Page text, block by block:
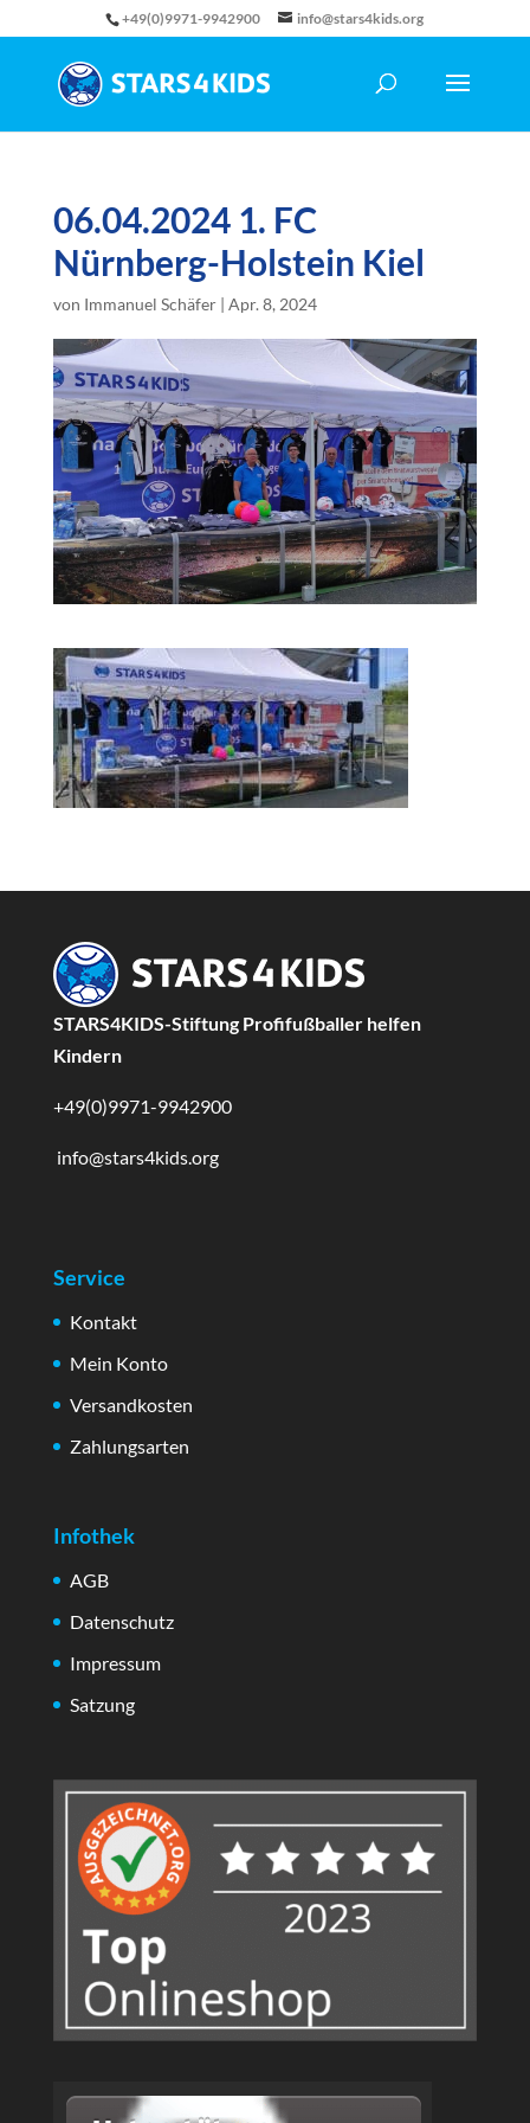
+49(0)9971-9942900 info@stars4kids.org
06.04.2024 1. FC
Nürnberg-Holstein Kiel
von Immanuel Schäfer| Apr. 8, 2024
STARS4KIDS-Stiftung Profifußballer helfen
Kindern
+49(0)9971-9942900
info@stars4kids.org
Service
Kontakt
Mein Konto
Versandkosten
Zahlungsarten
Infothek
AGB
Datenschutz
Impressum
Satzung